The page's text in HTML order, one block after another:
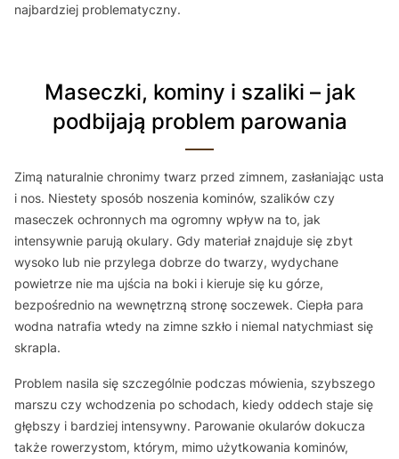
najbardziej problematyczny.
Maseczki, kominy i szaliki – jak
podbijają problem parowania
Zimą naturalnie chronimy twarz przed zimnem, zasłaniając usta
i nos. Niestety sposób noszenia kominów, szalików czy
maseczek ochronnych ma ogromny wpływ na to, jak
intensywnie parują okulary. Gdy materiał znajduje się zbyt
wysoko lub nie przylega dobrze do twarzy, wydychane
powietrze nie ma ujścia na boki i kieruje się ku górze,
bezpośrednio na wewnętrzną stronę soczewek. Ciepła para
wodna natrafia wtedy na zimne szkło i niemal natychmiast się
skrapla.
Problem nasila się szczególnie podczas mówienia, szybszego
marszu czy wchodzenia po schodach, kiedy oddech staje się
głębszy i bardziej intensywny. Parowanie okularów dokucza
także rowerzystom, którym, mimo użytkowania kominów,